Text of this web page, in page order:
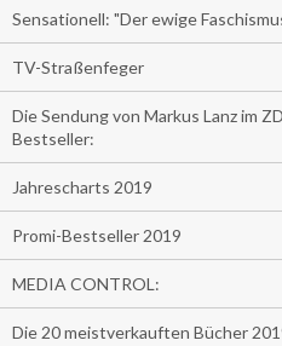
Sensationell: "Der ewige
TV-Straßenfeger
Die Sendung von Markus Lanz im
Bestseller:
Jahrescharts 2019
Promi-Bestseller 2019
MEDIA CONTROL:
Die 20 meistverkauften Bücher